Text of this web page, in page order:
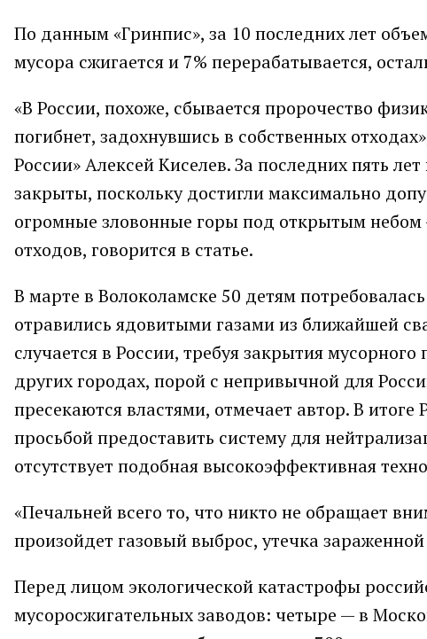
По данным «Гринпис», за 10 последних лет
мусора сжигается и 7% перерабатывается,
«В России, похоже, сбывается пророчество
погибнет, задохнувшись в собственных
России» Алексей Киселев. За последних пять
закрыты, поскольку достигли максимально
огромные зловонные горы под открытым
отходов, говорится в статье.
В марте в Волоколамске 50 детям
отравились ядовитыми газами из ближайшей
случается в России, требуя закрытия
других городах, порой с непривычной для
пресекаются властями, отмечает автор. В
просьбой предоставить систему для
отсутствует подобная высокоэффективная
«Печальней всего то, что никто не обращает
произойдет газовый выброс, утечка
Перед лицом экологической катастрофы
мусоросжигательных заводов: четыре — в